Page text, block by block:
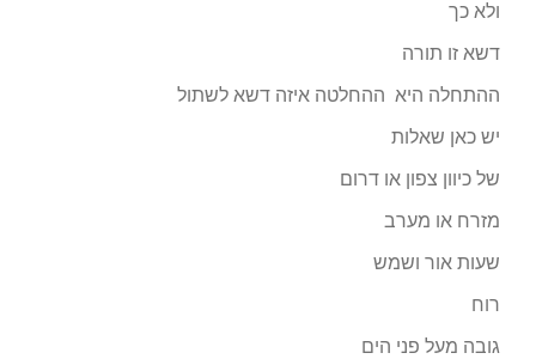
ולא כך
דשא זו תורה
ההתחלה היא ההחלטה איזה דשא לשתול
יש כאן שאלות
של כיוון צפון או דרום
מזרח או מערב
שעות אור ושמש
רוח
גובה מעל פני הים